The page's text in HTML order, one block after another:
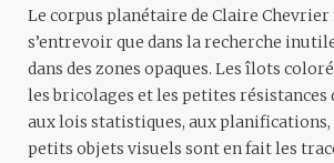
Le corpus planétaire de Claire Chevrier
s’entrevoir que dans la recherche
dans des zones opaques. Les îlots
les bricolages et les petites résistances
aux lois statistiques, aux planifications,
petits objets visuels sont en fait les